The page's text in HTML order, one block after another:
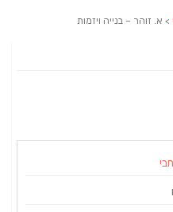
> א. זוהר – בנייה ויזמות